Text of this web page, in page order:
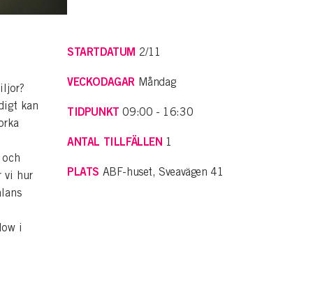
kan
vi hur
i
STARTDATUM 2/11
VECKODAGAR Måndag
TIDPUNKT 09:00 - 16:30
ANTAL TILLFÄLLEN 1
PLATS ABF-huset, Sveavägen 41